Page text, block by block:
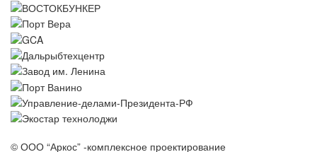
© ООО “Аркос” -комплексное проектирование